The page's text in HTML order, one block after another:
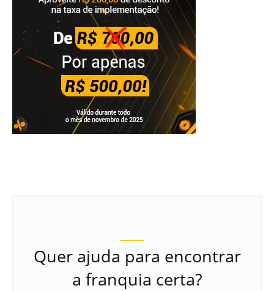
Quer ajuda para encontrar
a franquia certa?